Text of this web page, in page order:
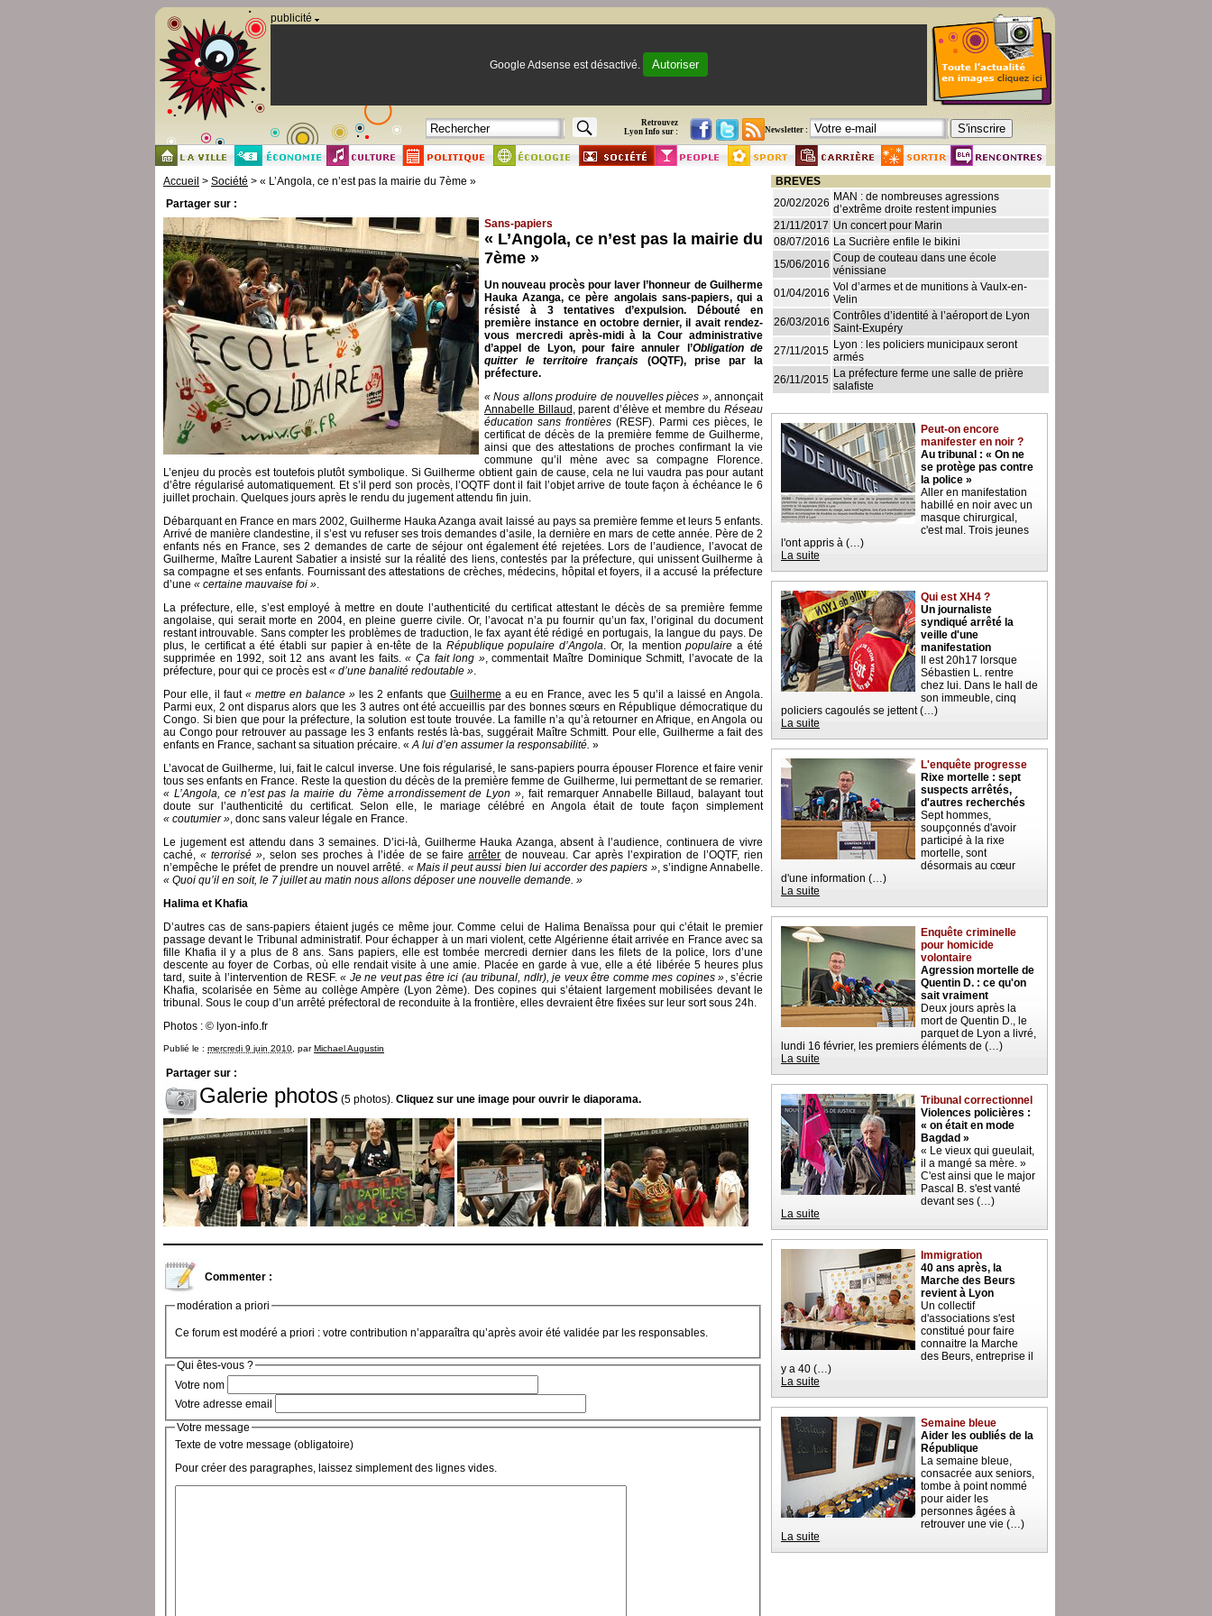
publicité
Google Adsense est désactivé. Autoriser
Retrouvez
Lyon Info sur :
Newsletter :
Accueil > Société > « L’Angola, ce n’est pas la mairie du 7ème »
Partager sur :
Sans-papiers
« L’Angola, ce n’est pas la mairie du
7ème »
Un nouveau procès pour laver l’honneur de Guilherme
Hauka Azanga, ce père angolais sans-papiers, qui a
résisté à 3 tentatives d’expulsion. Débouté en
première instance en octobre dernier, il avait rendez-
vous mercredi après-midi à la Cour administrative
d’appel de Lyon, pour faire annuler l’Obligation de
quitter le territoire français (OQTF), prise par la
préfecture.
« Nous allons produire de nouvelles pièces », annonçait
Annabelle Billaud , parent d’élève et membre duRéseau
éducation sans frontières (RESF). Parmi ces pièces, le
certificat de décès de la première femme de Guilherme,
ainsi que des attestations de proches confirmant la vie
commune qu’il mène avec sa compagne Florence.
L’enjeu du procès est toutefois plutôt symbolique. Si Guilherme obtient gain de cause, cela ne lui vaudra pas pour autant
d’être régularisé automatiquement. Et s’il perd son procès, l’OQTF dont il fait l’objet arrive de toute façon à échéance le 6
juillet prochain. Quelques jours après le rendu du jugement attendu fin juin.
Débarquant en France en mars 2002, Guilherme Hauka Azanga avait laissé au pays sa première femme et leurs 5 enfants.
Arrivé de manière clandestine, il s’est vu refuser ses trois demandes d’asile, la dernière en mars de cette année. Père de 2
enfants nés en France, ses 2 demandes de carte de séjour ont également été rejetées. Lors de l’audience, l’avocat de
Guilherme, Maître Laurent Sabatier a insisté sur la réalité des liens, contestés par la préfecture, qui unissent Guilherme à
sa compagne et ses enfants. Fournissant des attestations de crèches, médecins, hôpital et foyers, il a accusé la préfecture
d’une « certaine mauvaise foi ».
La préfecture, elle, s’est employé à mettre en doute l’authenticité du certificat attestant le décès de sa première femme
angolaise, qui serait morte en 2004, en pleine guerre civile. Or, l’avocat n’a pu fournir qu’un fax, l’original du document
restant introuvable. Sans compter les problèmes de traduction, le fax ayant été rédigé en portugais, la langue du pays. De
plus, le certificat a été établi sur papier à en-tête de la République populaire d’Angola. Or, la mentionpopulaire a été
supprimée en 1992, soit 12 ans avant les faits.« Ça fait long », commentait Maître Dominique Schmitt, l’avocate de la
préfecture, pour qui ce procès est« d’une banalité redoutable ».
Pour elle, il faut« mettre en balance » les 2 enfants que Guilherme a eu en France, avec les 5 qu’il a laissé en Angola.
Parmi eux, 2 ont disparus alors que les 3 autres ont été accueillis par des bonnes sœurs en République démocratique du
Congo. Si bien que pour la préfecture, la solution est toute trouvée. La famille n’a qu’à retourner en Afrique, en Angola ou
au Congo pour retrouver au passage les 3 enfants restés là-bas, suggérait Maître Schmitt. Pour elle, Guilherme a fait des
enfants en France, sachant sa situation précaire. «A lui d’en assumer la responsabilité. »
L’avocat de Guilherme, lui, fait le calcul inverse. Une fois régularisé, le sans-papiers pourra épouser Florence et faire venir
tous ses enfants en France. Reste la question du décès de la première femme de Guilherme, lui permettant de se remarier.
« L’Angola, ce n’est pas la mairie du 7ème arrondissement de Lyon », fait remarquer Annabelle Billaud, balayant tout
doute sur l’authenticité du certificat. Selon elle, le mariage célébré en Angola était de toute façon simplement
« coutumier », donc sans valeur légale en France.
Le jugement est attendu dans 3 semaines. D’ici-là, Guilherme Hauka Azanga, absent à l’audience, continuera de vivre
caché, « terrorisé », selon ses proches à l’idée de se fairearrêter de nouveau. Car après l’expiration de l’OQTF, rien
n’empêche le préfet de prendre un nouvel arrêté. « Mais il peut aussi bien lui accorder des papiers », s’indigne Annabelle.
« Quoi qu’il en soit, le 7 juillet au matin nous allons déposer une nouvelle demande. »
Halima et Khafia
D’autres cas de sans-papiers étaient jugés ce même jour. Comme celui de Halima Benaïssa pour qui c’était le premier
passage devant le Tribunal administratif. Pour échapper à un mari violent, cette Algérienne était arrivée en France avec sa
fille Khafia il y a plus de 8 ans. Sans papiers, elle est tombée mercredi dernier dans les filets de la police, lors d’une
descente au foyer de Corbas, où elle rendait visite à une amie. Placée en garde à vue, elle a été libérée 5 heures plus
tard, suite à l’intervention de RESF.« Je ne veut pas être ici (au tribunal, ndlr), je veux être comme mes copines », s’écrie
Khafia, scolarisée en 5ème au collège Ampère (Lyon 2ème). Des copines qui s’étaient largement mobilisées devant le
tribunal. Sous le coup d’un arrêté préfectoral de reconduite à la frontière, elles devraient être fixées sur leur sort sous 24h.
Photos : © lyon-info.fr
Publié le : mercredi 9 juin 2010 , parMichael Augustin
Partager sur :
Galerie photos (5 photos). Cliquez sur une image pour ouvrir le diaporama.
Commenter :
modération a priori
Ce forum est modéré a priori : votre contribution n’apparaîtra qu’après avoir été validée par les responsables.
Qui êtes-vous ?
Votre nom
Votre adresse email
Votre message
Texte de votre message (obligatoire)
Pour créer des paragraphes, laissez simplement des lignes vides.
BREVES
20/02/2026 MAN : de nombreuses agressions
d’extrême droite restent impunies
21/11/2017 Un concert pour Marin
08/07/2016 La Sucrière enfile le bikini
15/06/2016 Coup de couteau dans une école
vénissiane
01/04/2016 Vol d’armes et de munitions à Vaulx-en-
Velin
26/03/2016 Contrôles d’identité à l’aéroport de Lyon
Saint-Exupéry
27/11/2015 Lyon : les policiers municipaux seront
armés
26/11/2015 La préfecture ferme une salle de prière
salafiste
Peut-on encore
manifester en noir ?
Au tribunal : « On ne
se protège pas contre
la police »
Aller en manifestation
habillé en noir avec un
masque chirurgical,
c'est mal. Trois jeunes
l'ont appris à (…)
La suite
Qui est XH4 ?
Un journaliste
syndiqué arrêté la
veille d'une
manifestation
Il est 20h17 lorsque
Sébastien L. rentre
chez lui. Dans le hall de
son immeuble, cinq
policiers cagoulés se jettent (…)
La suite
L'enquête progresse
Rixe mortelle : sept
suspects arrêtés,
d'autres recherchés
Sept hommes,
soupçonnés d'avoir
participé à la rixe
mortelle, sont
désormais au cœur
d'une information (…)
La suite
Enquête criminelle
pour homicide
volontaire
Agression mortelle de
Quentin D. : ce qu'on
sait vraiment
Deux jours après la
mort de Quentin D., le
parquet de Lyon a livré,
lundi 16 février, les premiers éléments de (…)
La suite
Tribunal correctionnel
Violences policières :
« on était en mode
Bagdad »
« Le vieux qui gueulait,
il a mangé sa mère. »
C'est ainsi que le major
Pascal B. s'est vanté
devant ses (…)
La suite
Immigration
40 ans après, la
Marche des Beurs
revient à Lyon
Un collectif
d'associations s'est
constitué pour faire
connaitre la Marche
des Beurs, entreprise il
y a 40 (…)
La suite
Semaine bleue
Aider les oubliés de la
République
La semaine bleue,
consacrée aux seniors,
tombe à point nommé
pour aider les
personnes âgées à
retrouver une vie (…)
La suite
Panneau de gestion des cookies